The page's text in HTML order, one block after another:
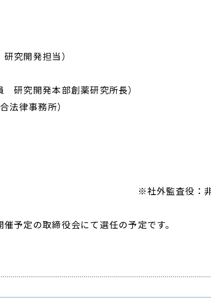
発担当）
発本部創薬研究所長）
事務所）
役：非常
予定の取締役会にて選任の予定です。